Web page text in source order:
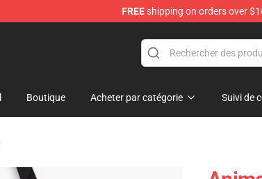
FREEshipping on orders over
Boutique Acheter par catégorie Suivi de